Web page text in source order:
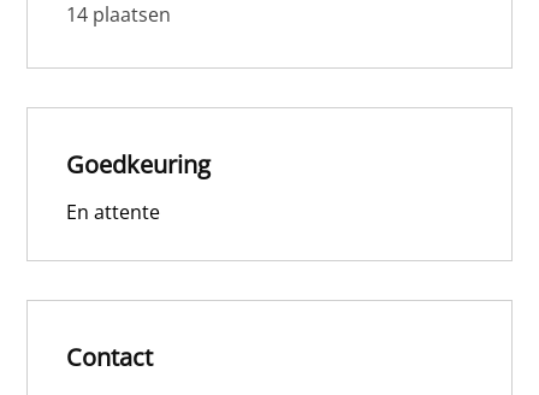
14 plaatsen
Goedkeuring
En attente
Contact